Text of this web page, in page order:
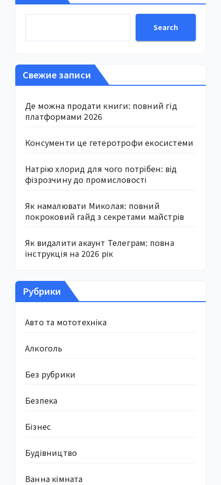
Search
Свежие записи
Де можна продати книги: повний гід
платформами 2026
Консументи це гетеротрофи екосистеми
Натрію хлорид для чого потрібен: від
фізрозчину до промисловості
Як намалювати Миколая: повний
покроковий гайд з секретами майстрів
Як видалити акаунт Телеграм: повна
інструкція на 2026 рік
Рубрики
Авто та мототехніка
Алкоголь
Без рубрики
Безпека
Бізнес
Будівництво
Ванна кімната